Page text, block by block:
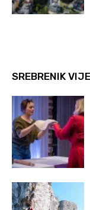
SREBRENIK